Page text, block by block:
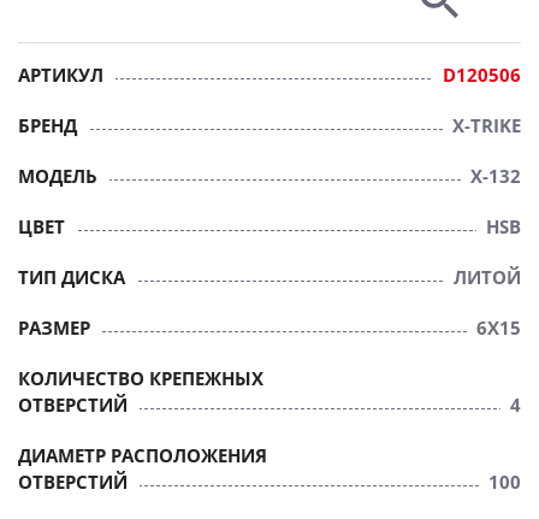
АРТИКУЛ D120506
БРЕНД X-TRIKE
МОДЕЛЬ X-132
ЦВЕТ HSB
ТИП ДИСКА ЛИТОЙ
РАЗМЕР 6X15
КОЛИЧЕСТВО КРЕПЕЖНЫХ
ОТВЕРСТИЙ
4
ДИАМЕТР РАСПОЛОЖЕНИЯ
ОТВЕРСТИЙ
100